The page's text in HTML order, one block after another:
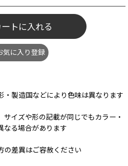
ートに入れる
気に入り登録
・製造国などにより色味は異なります
サイズや形の記載が同じでもカラー・
なる場合があります
の差異はご容赦ください